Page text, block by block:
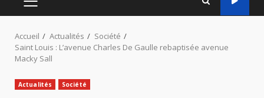
MENU
PRINCIPAL
Accueil Actualités
Société
Saint Louis : L’avenue Charles De Gaulle rebaptisée avenue
Macky Sall
Actualités Société